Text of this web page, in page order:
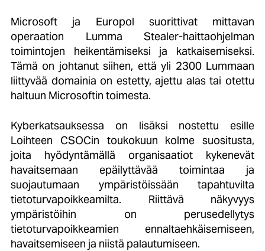
Microsoft ja Europol suorittivat mittavan
operaation Lumma Stealer-haittaohjelman
toimintojen heikentämiseksi ja katkaisemiseksi.
Tämä on johtanut siihen, että yli 2300 Lummaan
liittyvää domainia on estetty, ajettu alas tai otettu
haltuun Microsoftin toimesta.
Kyberkatsauksessa on lisäksi nostettu esille
Loihteen CSOCin toukokuun kolme suositusta,
joita hyödyntämällä organisaatiot kykenevät
havaitsemaan epäilyttävää toimintaa ja
suojautumaan ympäristöissään tapahtuvilta
tietoturvapoikkeamilta. Riittävä näkyvyys
ympäristöihin on perusedellytys
tietoturvapoikkeamien ennaltaehkäisemiseen,
havaitsemiseen ja niistä palautumiseen.